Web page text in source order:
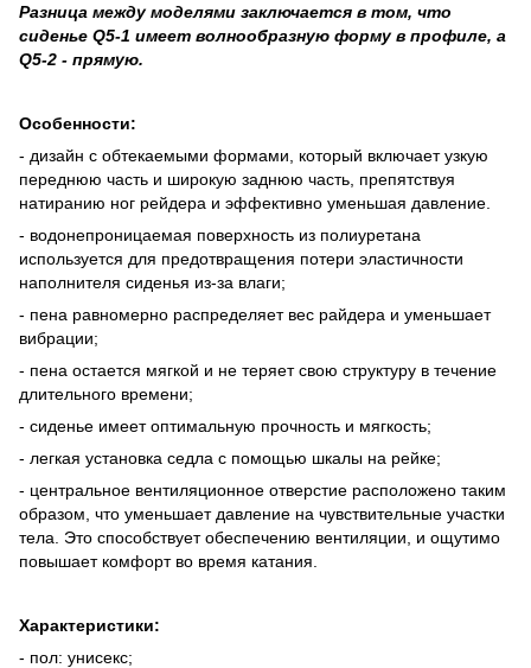
Разница между моделями заключается в том, что
сиденье Q5-1 имеет волнообразную форму в профиле, а
Q5-2 - прямую.
Особенности:
- дизайн с обтекаемыми формами, который включает узкую
переднюю часть и широкую заднюю часть, препятствуя
натиранию ног рейдера и эффективно уменьшая давление.
- водонепроницаемая поверхность из полиуретана
используется для предотвращения потери эластичности
наполнителя сиденья из-за влаги;
- пена равномерно распределяет вес райдера и уменьшает
вибрации;
- пена остается мягкой и не теряет свою структуру в течение
длительного времени;
- сиденье имеет оптимальную прочность и мягкость;
- легкая установка седла с помощью шкалы на рейке;
- центральное вентиляционное отверстие расположено таким
образом, что уменьшает давление на чувствительные участки
тела. Это способствует обеспечению вентиляции, и ощутимо
повышает комфорт во время катания.
Характеристики:
- пол: унисекс;